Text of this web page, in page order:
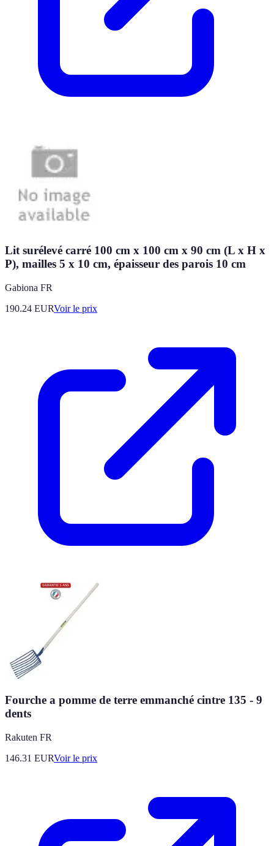
Lit surélevé carré 100 cm x 100 cm x 90 cm (L x H x
P), mailles 5 x 10 cm, épaisseur des parois 10 cm
Gabiona FR
190.24 EURVoir le prix
Fourche a pomme de terre emmanché cintre 135 - 9
dents
Rakuten FR
146.31 EURVoir le prix